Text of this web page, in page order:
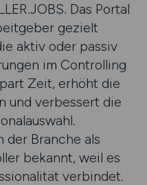
Das Portal
gezielt
aktiv oder passiv
im Controlling
Zeit, erhöht die
und verbessert die
der Branche als
bekannt, weil es
verbindet.